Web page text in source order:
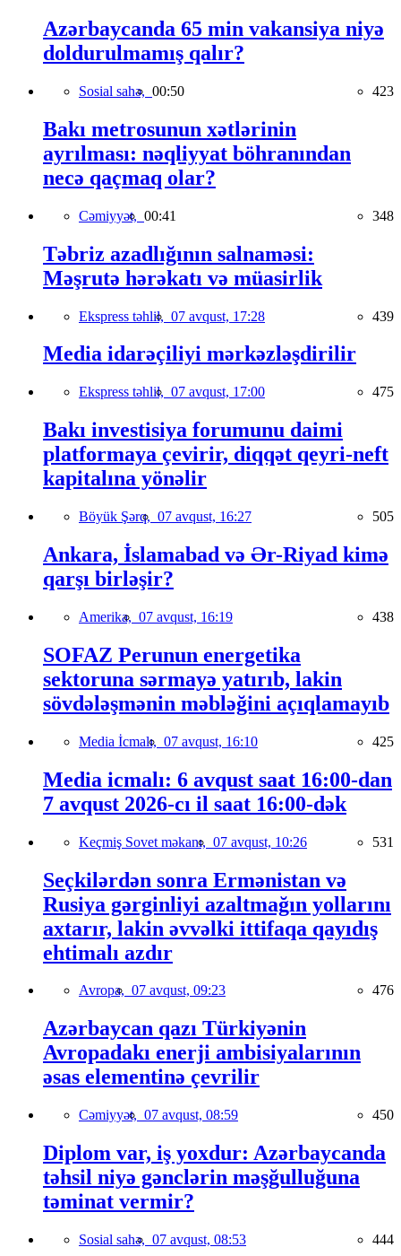
Azərbaycanda 65 min vakansiya niyə
doldurulmamış qalır?
Sosial sahə, 00:50 423
Bakı metrosunun xətlərinin
ayrılması: nəqliyyat böhranından
necə qaçmaq olar?
Cəmiyyət, 00:41 348
Təbriz azadlığının salnaməsi:
Məşrutə hərəkatı və müasirlik
Ekspress təhlil, 07 avqust, 17:28 439
Media idarəçiliyi mərkəzləşdirilir
Ekspress təhlil, 07 avqust, 17:00 475
Bakı investisiya forumunu daimi
platformaya çevirir, diqqət qeyri-neft
kapitalına yönəlir
Böyük Şərq, 07 avqust, 16:27 505
Ankara, İslamabad və Ər-Riyad kimə
qarşı birləşir?
Amerika, 07 avqust, 16:19 438
SOFAZ Perunun energetika
sektoruna sərmayə yatırıb, lakin
sövdələşmənin məbləğini açıqlamayıb
Media İcmalı, 07 avqust, 16:10 425
Media icmalı: 6 avqust saat 16:00-dan
7 avqust 2026-cı il saat 16:00-dək
Keçmiş Sovet məkanı, 07 avqust, 10:26 531
Seçkilərdən sonra Ermənistan və
Rusiya gərginliyi azaltmağın yollarını
axtarır, lakin əvvəlki ittifaqa qayıdış
ehtimalı azdır
Avropa, 07 avqust, 09:23 476
Azərbaycan qazı Türkiyənin
Avropadakı enerji ambisiyalarının
əsas elementinə çevrilir
Cəmiyyət, 07 avqust, 08:59 450
Diplom var, iş yoxdur: Azərbaycanda
təhsil niyə gənclərin məşğulluğuna
təminat vermir?
Sosial sahə, 07 avqust, 08:53 444